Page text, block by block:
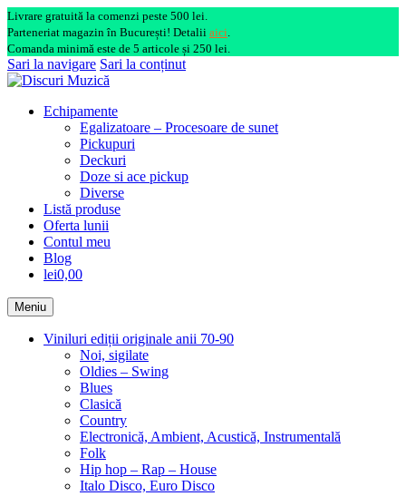
Livrare gratuită la comenzi peste 500 lei.
Parteneriat magazin în București! Detalii aici.
Comanda minimă este de 5 articole și 250 lei.
Sari la navigare Sari la conținut
Echipamente
Egalizatoare – Procesoare de sunet
Pickupuri
Deckuri
Doze si ace pickup
Diverse
Listă produse
Oferta lunii
Contul meu
Blog
lei0,00
Meniu
Viniluri ediții originale anii 70-90
Noi, sigilate
Oldies – Swing
Blues
Clasică
Country
Electronică, Ambient, Acustică, Instrumentală
Folk
Hip hop – Rap – House
Italo Disco, Euro Disco